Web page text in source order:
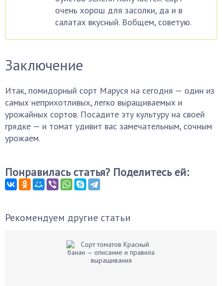
очень хорош для засолки, да и в
салатах вкусный. Вобщем, советую.
Заключение
Итак, помидорный сорт Маруся на сегодня — один из
самых неприхотливых, легко выращиваемых и
урожайных сортов. Посадите эту культуру на своей
грядке — и томат удивит вас замечательным, сочным
урожаем.
Понравилась статья? Поделитесь ей:
Рекомендуем другие статьи